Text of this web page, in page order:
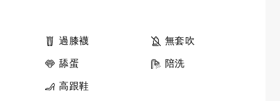
過膝襪 無套吹
舔蛋 陪洗
高跟鞋